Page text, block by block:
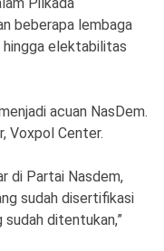
beberapa lembaga
elektabilitas
acuan NasDem.
Voxpol Center.
di Partai Nasdem,
sudah disertifikasi
sudah ditentukan,”